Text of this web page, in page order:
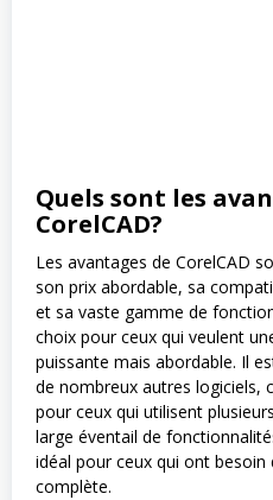
Quels sont les
CorelCAD?
Les avantages de CorelCAD
son prix abordable, sa
et sa vaste gamme de
choix pour ceux qui veulent
puissante mais abordable. Il
de nombreux autres logiciels,
pour ceux qui utilisent
large éventail de
idéal pour ceux qui ont besoin
complète.